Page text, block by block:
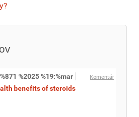
Komentár
%2025 %19:%mar
benefits of steroids